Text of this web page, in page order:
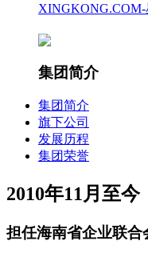
XINGKONG.COM-
集团简介
集团简介
旗下公司
发展历程
集团荣誉
2010年11月至今
担任海南省企业联